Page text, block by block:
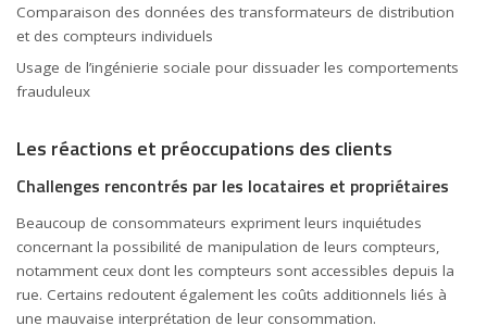
Comparaison des données des transformateurs de distribution
et des compteurs individuels
Usage de l’ingénierie sociale pour dissuader les comportements
frauduleux
Les réactions et préoccupations des clients
Challenges rencontrés par les locataires et propriétaires
Beaucoup de consommateurs expriment leurs inquiétudes
concernant la possibilité de manipulation de leurs compteurs,
notamment ceux dont les compteurs sont accessibles depuis la
rue. Certains redoutent également les coûts additionnels liés à
une mauvaise interprétation de leur consommation.